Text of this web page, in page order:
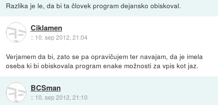
Razlika je le, da bi ta človek program dejansko obiskoval.
Ciklamen
:: 10. sep 2012, 21:04
Verjamem da bi, zato se pa opravičujem ter navajam, da je imela
oseba ki bi obiskovala program enake možnosti za vpis kot jaz.
BCSman
:: 10. sep 2012, 21:10